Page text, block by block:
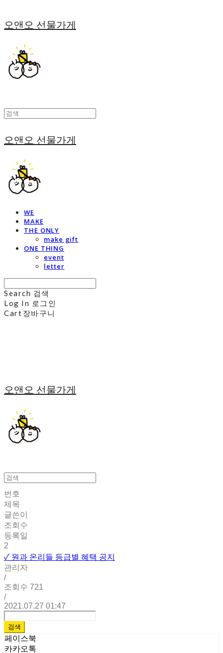
오앤오 선물가게
오앤오 선물가게
WE
MAKE
THE ONLY
make gift
ONE THING
event
letter
Search 검색
Log In 로그인
Cart 장바구니
오앤오 선물가게
번호
제목
글쓴이
조회수
등록일
2
✓ 원과 온리들 등급별 혜택 공지
관리자
/
조회수 721
/
2021.07.27 01:47
검색
페이스북
카카오톡